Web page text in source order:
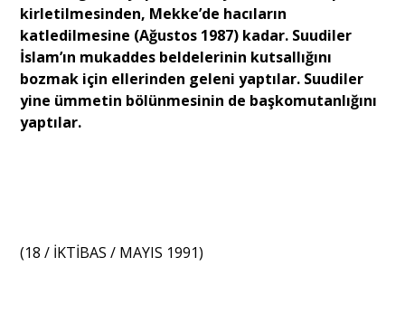
kirletilmesinden, Mekke’de hacıların
katledilmesine (Ağustos 1987) kadar. Suudiler
İslam’ın mukaddes beldelerinin kutsallığını
bozmak için ellerinden geleni yaptılar. Suudiler
yine ümmetin bölünmesinin de başkomutanlığını
yaptılar.
(18 / İKTİBAS / MAYIS 1991)